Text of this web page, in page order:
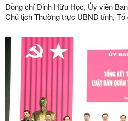
Đồng chí Đinh Hữu Học, Ủy viên
Chủ tịch Thường trực UBND tỉnh,